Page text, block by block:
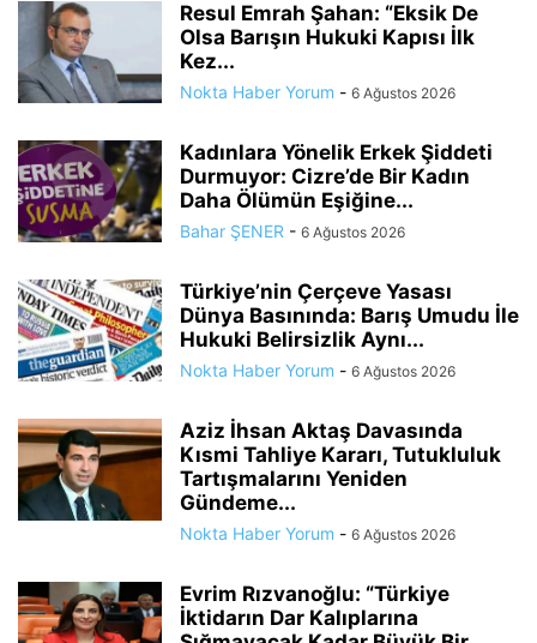
Resul Emrah Şahan: “Eksik De
Olsa Barışın Hukuki Kapısı İlk
Kez...
Nokta Haber Yorum - 6 Ağustos 2026
Kadınlara Yönelik Erkek Şiddeti
Durmuyor: Cizre’de Bir Kadın
Daha Ölümün Eşiğine...
Bahar ŞENER - 6 Ağustos 2026
Türkiye’nin Çerçeve Yasası
Dünya Basınında: Barış Umudu İle
Hukuki Belirsizlik Aynı...
Nokta Haber Yorum - 6 Ağustos 2026
Aziz İhsan Aktaş Davasında
Kısmi Tahliye Kararı, Tutukluluk
Tartışmalarını Yeniden
Gündeme...
Nokta Haber Yorum - 6 Ağustos 2026
Evrim Rızvanoğlu: “Türkiye
İktidarın Dar Kalıplarına